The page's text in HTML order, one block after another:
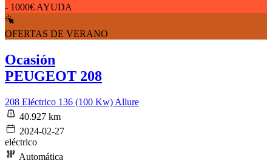
- 1000€ AYUDA
OFERTAS DE VERANO
Ocasión
PEUGEOT 208
208 Eléctrico 136 (100 Kw) Allure
40.927 km
2024-02-27
eléctrico
Automática